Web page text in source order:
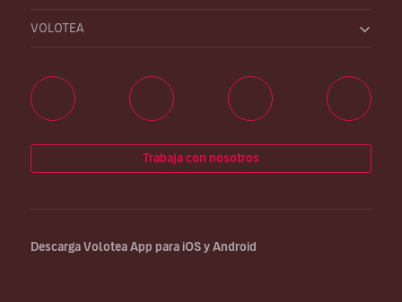
VOLOTEA
Trabaja con nosotros
Descarga Volotea App para iOS y Android